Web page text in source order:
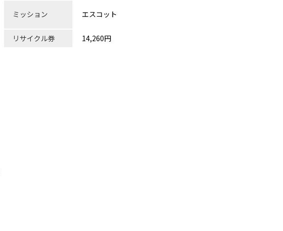
ミッション エスコット
リサイクル券
14,260円